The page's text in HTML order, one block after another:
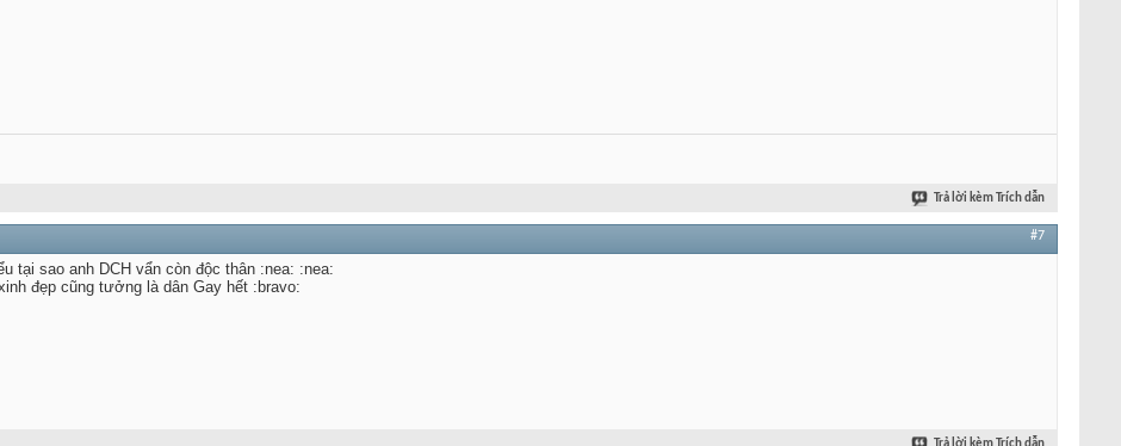
Trả lời kèm Trích dẫn
#7
tại sao anh DCH vẩn còn độc thân :nea: :nea:
đẹp cũng tưởng là dân Gay hết :bravo: